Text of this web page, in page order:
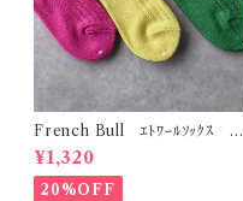
French Bull ｴﾄﾜｰﾙｿｯｸｽ 11
-06231
¥1,320
20%OFF